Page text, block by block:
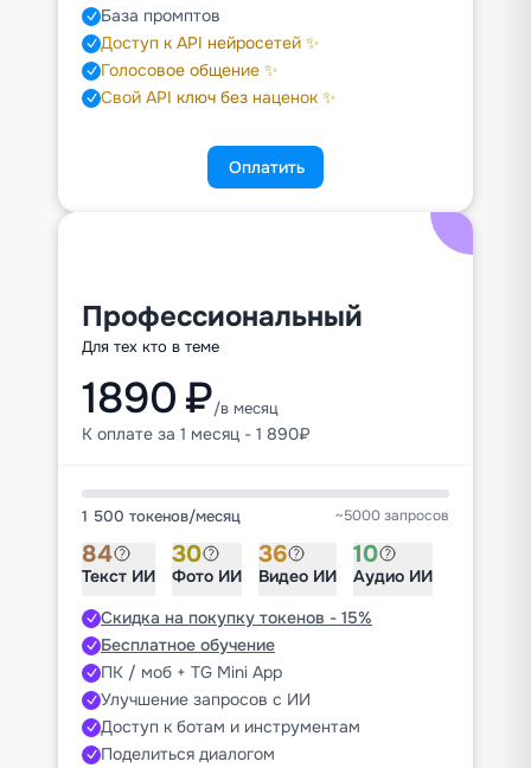
База промптов
Доступ к API нейросетей ✨
Голосовое общение ✨
Свой API ключ без наценок ✨
Оплатить
Профессиональный
Для тех кто в теме
1890 ₽/в месяц
К оплате за 1 месяц - 1 890₽
1 500 токенов/месяц ~5000 запросов
84
Текст ИИ
30
Фото ИИ
36
Видео ИИ
10
Аудио ИИ
Скидка на покупку токенов - 15%
Бесплатное обучение
ПК / моб + TG Mini App
Улучшение запросов с ИИ
Доступ к ботам и инструментам
Поделиться диалогом